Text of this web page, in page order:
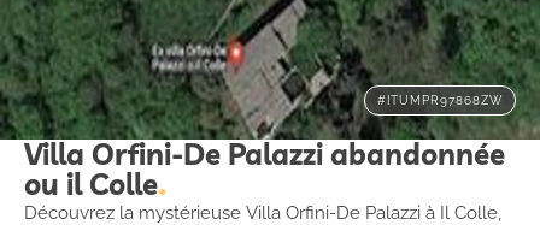
#ITUMPR97868ZW
Villa Orfini-De Palazzi abandonnée
ou il Colle
Découvrez la mystérieuse Villa Orfini-De Palazzi à Il Colle,